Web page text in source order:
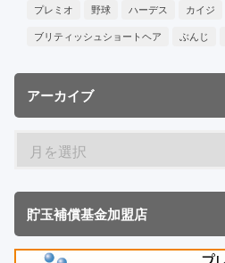
プレミオ
野球 ハーデス カイジ
ブリティッシュショートヘア
ぶんじ
アーカイブ
貯玉補償基金加盟店